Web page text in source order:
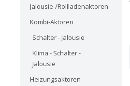
Jalousie-/Rollladenaktoren
Kombi-Aktoren
Schalter - Jalousie
Klima - Schalter -
Jalousie
Heizungsaktoren